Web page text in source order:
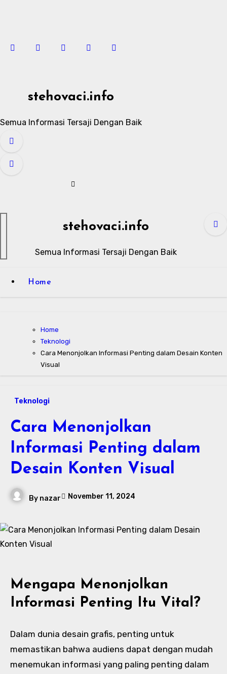
stehovaci.info
Semua Informasi Tersaji Dengan Baik
stehovaci.info
Semua Informasi Tersaji Dengan Baik
Home
Home
Teknologi
Cara Menonjolkan Informasi Penting dalam Desain Konten
Visual
Teknologi
Cara Menonjolkan
Informasi Penting dalam
Desain Konten Visual
By nazar November 11, 2024
Mengapa Menonjolkan
Informasi Penting Itu Vital?
Dalam dunia desain grafis, penting untuk
memastikan bahwa audiens dapat dengan mudah
menemukan informasi yang paling penting dalam